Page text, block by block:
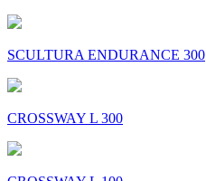
SCULTURA ENDURANCE 300
CROSSWAY L 300